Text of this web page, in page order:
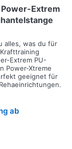
Extrem
alles, was du für
Extrem PU-
Power-Xtreme
geeignet für
ab